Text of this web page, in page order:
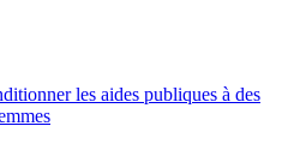
les aides publiques à des